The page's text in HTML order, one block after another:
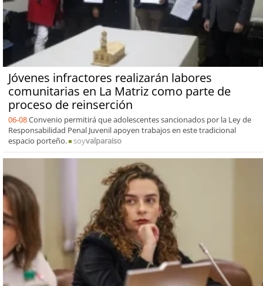
Jóvenes infractores realizarán labores
comunitarias en La Matriz como parte de
proceso de reinserción
06-08Convenio permitirá que adolescentes sancionados por la Ley de
Responsabilidad Penal Juvenil apoyen trabajos en este tradicional
espacio porteño.
soyvalparaiso